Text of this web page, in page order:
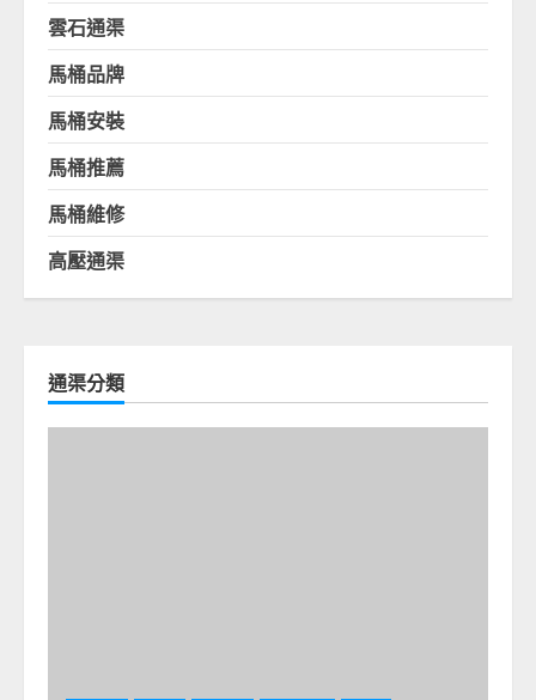
雲石通渠
馬桶品牌
馬桶安裝
馬桶推薦
馬桶維修
高壓通渠
通渠分類